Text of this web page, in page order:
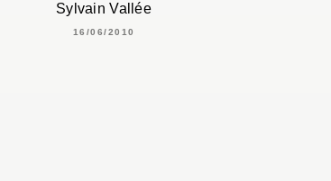
Sylvain Vallée
16/06/2010